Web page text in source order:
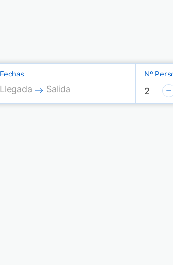
Fechas
Press the down arrow key to interact
Llegada
Press the down arrow key to
Salida
Nº
2